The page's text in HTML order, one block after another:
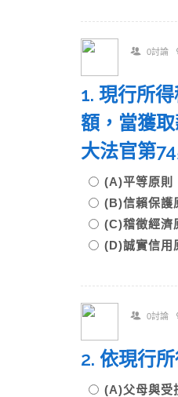
0討論
1. 現行所
額，當獲
大法官第
(A)平等原則
(B)信賴保
(C)稽徵經
(D)誠實信用
0討論
2. 依現行
(A)父母與受